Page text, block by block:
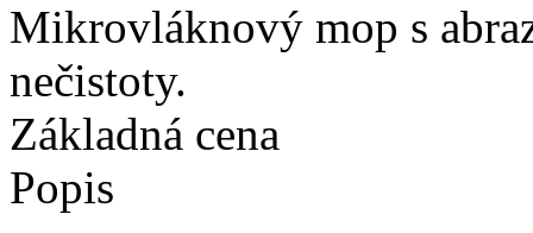
Mikrovláknový mop s
nečistoty.
Základná cena
Popis